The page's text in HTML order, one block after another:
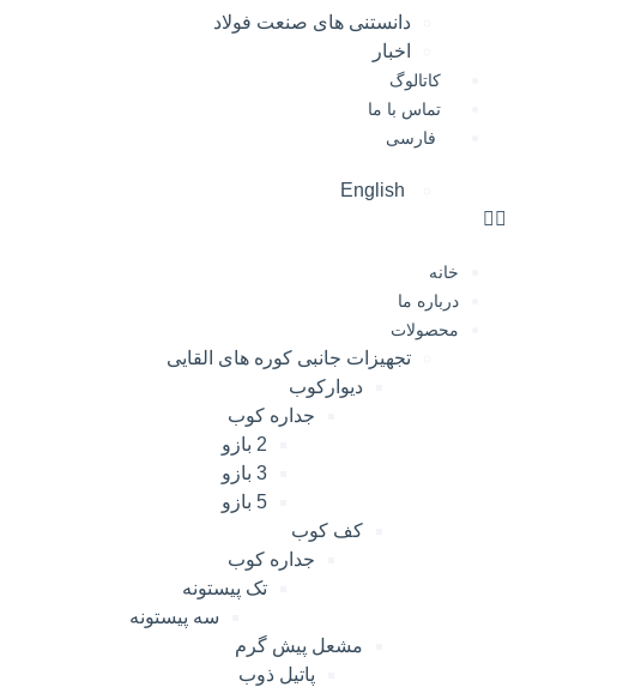
دانستنی های صنعت فولاد
اخبار
کاتالوگ
تماس با ما
فارسی
English
خانه
درباره ما
محصولات
تجهیزات جانبی کوره های القایی
دیوارکوب
جداره کوب
2 بازو
3 بازو
5 بازو
کف کوب
جداره کوب
تک پیستونه
سه پیستونه
مشعل پیش گرم
پاتیل ذوب